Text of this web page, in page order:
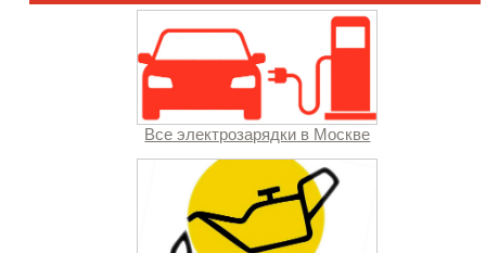
Все электрозарядки в Москве